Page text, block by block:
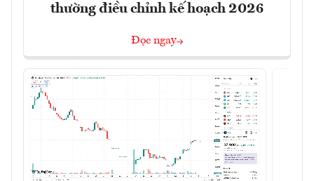
thường điều chỉnh kế hoạch 2026
Đọc ngay